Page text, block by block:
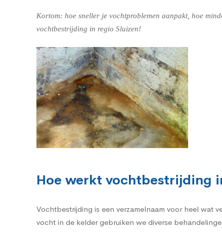
Kortom: hoe sneller je vochtproblemen aanpakt, hoe
vochtbestrijding in regio Sluizen!
Hoe werkt vochtbestrijding
Vochtbestrijding is een verzamelnaam voor heel wat
vocht in de kelder gebruiken we diverse